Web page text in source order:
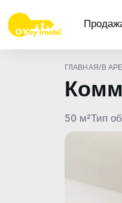
ГЛАВНАЯ/ В
50 м²Тип